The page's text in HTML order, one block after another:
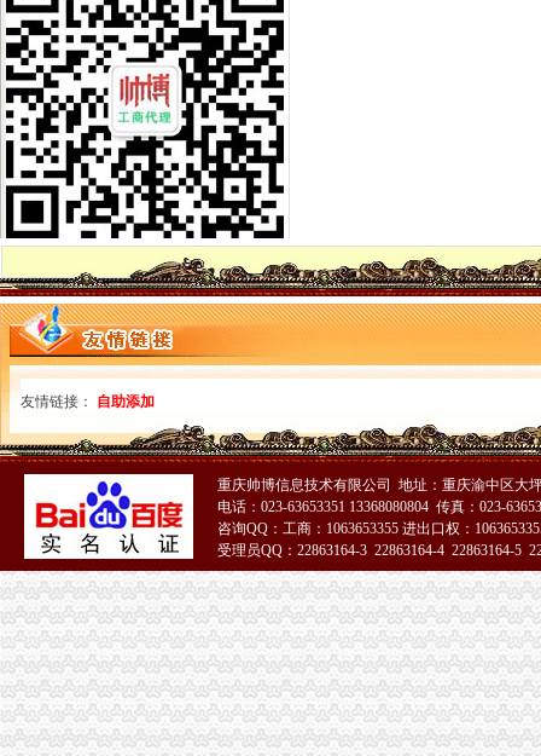
重庆经济技术开发区管理委员会建设管理局关于注销重庆海升实业有限
关于注销重庆益拓生物制有限公司品批准文号的公告源世界网友
重庆巧算盘代办公司营业执照、公司注销、代理记帐、税务申报等_第1
[好掌柜]重庆代办代理公司营业执照注册\（法人股东地址）变更\注销\代
庆市工商行政管理局璧山区分局2015年5月8日对重庆三兴鞋业有限公
重庆利雅房地产开发有限公司权证遗失（注销）声明
重庆四家旅行社被注销经营许可证
南岸物管企业次考核10家物管企业被注销资质_房产重庆站_腾讯网
重庆晨汇网络信息技术服务有限公司注销公告_手机新浪网
重庆营业执照注销公告_周边服务栏目_机电之家网
央行处置重庆“人人贷”风险违规：5公司注销
重庆渝中工商代办公司分享注销和吊销的区别-商务服务-抚州新闻网
关于撤销重庆航晨有限公司等2家企业品经营质量管理规范认证
重庆国际实业投资股份有限公司关于注销控股子公司公告-期货频道-和
公司设立和注销服务_重庆会计/审计-知了信息网
关于注销重庆益拓生物制有限公司品批准文号的公告_全文
重庆：10家物管企业被注销资质,7家物管拒不考核_公元物业
四川省食品品监督管理局关于注销重庆射洪有限责任公司城关第
怎么注销重庆分公司_一对一咨询陈端祥律师_陈端祥律师个人主页_找
陪伴了重庆人20余年的新世纪将被注销重百官方这样回应……-本地宝
重庆国际实业投资股份有限公司关于注销控股子公司公告-外汇频道-和
成都浦项贸易有限公司重庆分公司联系方式_信用报告_工商信息-启信宝
重庆大唐科技有限公司_工商信息_电话_地址_信用信息_财务信息_悉知
重庆市企业简易注销登记改革问题解答
重庆公司注销
重庆证件遗失挂失清算注销怎么登报价格|重庆证件遗失挂失清算注销怎
重庆涪陵电力实业股份有限公司关于子公司完成吸收合并及工商登记注
重庆市卫生局早就撤消了重庆卫虹品招标公司资格——善战者,不在
友情链接： 自助添加
重庆帅博信息技术有限公司 地址：重庆渝中区大
电话：023-63653351 13368080804 传真：023-
咨询QQ：工商：1063653355 进出口权：
受理员QQ：22863164-3 22863164-4 22863164-5
51La